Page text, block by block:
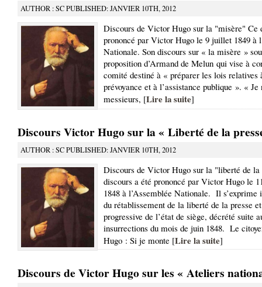
AUTHOR : SC PUBLISHED: JANVIER 10TH, 2012
Discours de Victor Hugo sur la "misère" Ce
prononcé par Victor Hugo le 9 juillet 1849 à
Nationale. Son discours sur « la misère »
proposition d’Armand de Melun qui vise à
comité destiné à « préparer les lois relatives
prévoyance et à l’assistance publique ». « Je
messieurs, [Lire la suite]
Discours Victor Hugo sur la « Liberté de la
AUTHOR : SC PUBLISHED: JANVIER 10TH, 2012
Discours de Victor Hugo sur la "liberté de la
discours a été prononcé par Victor Hugo le
1848 à l’Assemblée Nationale. Il s’exprime
du rétablissement de la liberté de la presse
progressive de l’état de siège, décrété suite
insurrections du mois de juin 1848. Le
Hugo : Si je monte [Lire la suite]
Discours de Victor Hugo sur les « Ateliers